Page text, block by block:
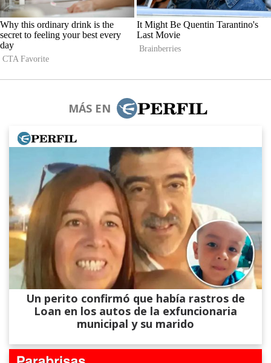
MÁS EN
Un perito confirmó que había rastros de
Loan en los autos de la exfuncionaria
municipal y su marido